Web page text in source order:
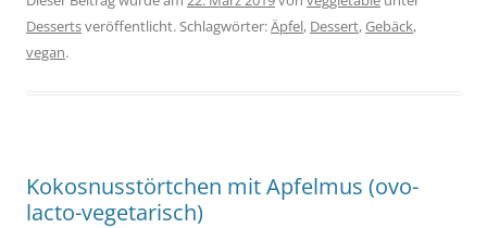
Dessertsveröffentlicht. Schlagwörter:Äpfel, Dessert,Gebäck,
vegan.
Kokosnusstörtchen mit Apfelmus (ovo-
lacto-vegetarisch)